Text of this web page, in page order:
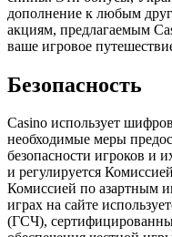
дополнение к любым
акциям, предлагаемым
ваше игровое
Безопасность
Casino использует
необходимые меры
безопасности игроков и
и регулируется
Комиссией по азартным
играх на сайте
(ГСЧ),